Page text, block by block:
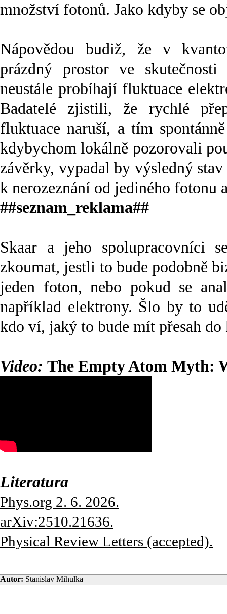
množství fotonů. Jako kdyby se
Nápovědou budiž, že v
prázdný prostor ve
neustále probíhají fluktuace
Badatelé zjistili, že rychlé
fluktuace naruší, a tím
kdybychom lokálně pozorovali
závěrky, vypadal by výsledný
k nerozeznání od jediného fotonu
##seznam_reklama##
Skaar a jeho spolupracovníci
zkoumat, jestli to bude podobně
jeden foton, nebo pokud se
například elektrony. Šlo by to
kdo ví, jaký to bude mít přesah
Video: The Empty Atom Myth:
Literatura
Phys.org 2. 6. 2026.
arXiv:2510.21636.
Physical Review Letters (accepted).
Autor: Stanislav Mihulka